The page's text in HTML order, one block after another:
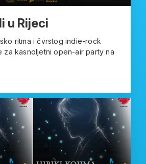
u Rijeci
ritma i čvrstog indie-rock
za kasnoljetni open-air party na